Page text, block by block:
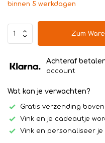
binnen 5 werkdagen
Zum
Achteraf
account
Wat kan je verwachten?
Gratis verzending boven
Vink en je cadeautje
Vink en personaliseer je